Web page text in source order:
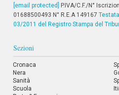
[email protected]
P.IVA/C.F./N°
01688500493 N° R.E.A 149167
03/2011 del Registro Stampa del
Sezioni
Cronaca
Nera
Sanità
Scuola